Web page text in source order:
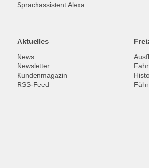
Sprachassistent Alexa
Aktuelles
News
Newsletter
Kundenmagazin
RSS-Feed